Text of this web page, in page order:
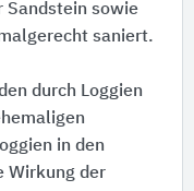
Sandstein sowie
saniert.
durch Loggien
in den
Wirkung der